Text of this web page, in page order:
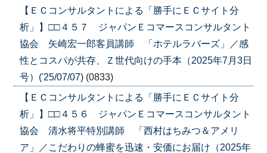
【ＥＣコンサルタントによる「勝手にＥＣサイト分
析」】□□４５７ ジャパンＥコマースコンサルタント
協会 矢崎宏一郎客員講師 「ホテルラバーズ」／感
性とコスパが共存、Ｚ世代向けの手本（2025年7月3日
号）('25/07/07) (0833)
【ＥＣコンサルタントによる「勝手にＥＣサイト分
析」】□□４５６ ジャパンＥコマースコンサルタント
協会 清水将平特別講師 「西村はちみつ＆アメリ
ア」／こだわりの蜂蜜を迅速・安価にお届け（2025年